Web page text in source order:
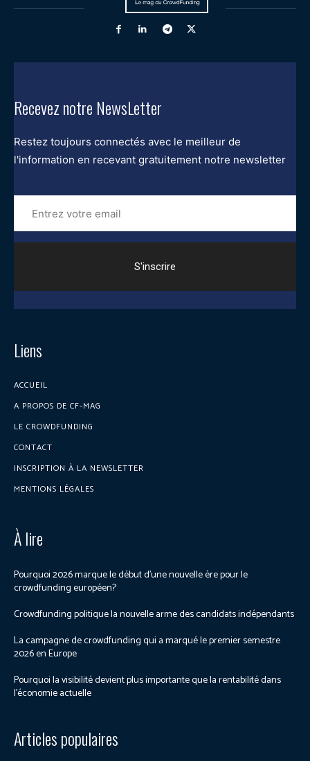
Recevez notre NewsLetter
Restez toujours connectés avec le meilleur de
l'information en recevant gratuitement notre newsletter
Entrez
votre
email
Liens
ACCUEIL
A PROPOS DE CF-MAG
LE CROWDFUNDING
CONTACT
INSCRIPTION À LA NEWSLETTER
MENTIONS LÉGALES
À lire
Pourquoi 2026 marque le début d’une nouvelle ère pour le
crowdfunding européen?
Crowdfunding politique la nouvelle arme des candidats indépendants
La campagne de crowdfunding qui a marqué le premier semestre
2026 en Europe
Pourquoi la visibilité devient plus importante que la rentabilité dans
l’économie actuelle
Articles populaires